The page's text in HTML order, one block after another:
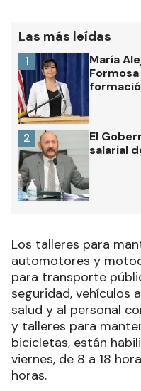
Las más leídas
María
1
El
salarial
2
Los talleres para
automotores y
para transporte
seguridad, vehículos
salud y al personal
y talleres para
bicicletas, están
viernes, de 8 a 18
horas.